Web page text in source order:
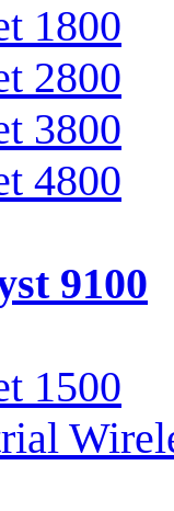
1800
2800
3800
4800
9100
1500